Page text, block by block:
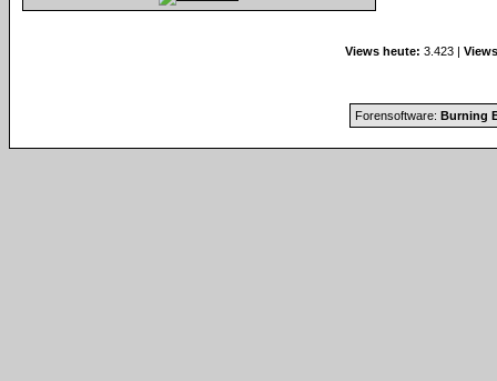
Views heute: 3.423 |
Forensoftware: Burning